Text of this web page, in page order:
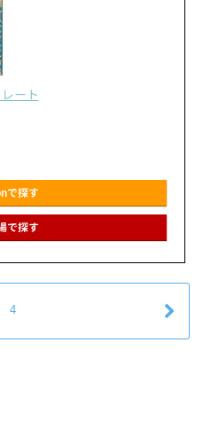
ート
で探す
で探す
4